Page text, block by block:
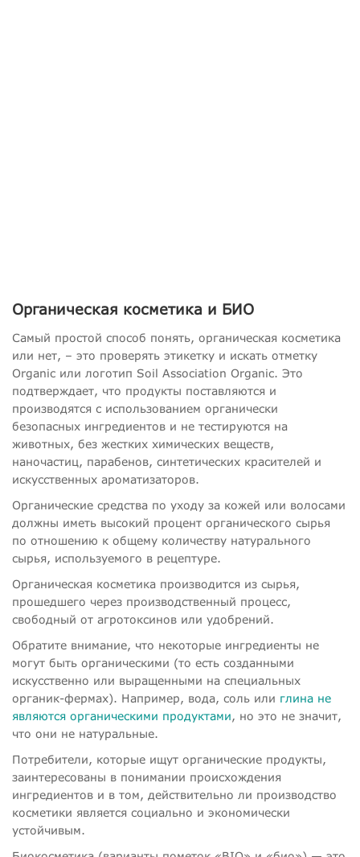
Органическая косметика и БИО
Самый простой способ понять, органическая косметика
или нет, – это проверять этикетку и искать отметку
Organic или логотип Soil Association Organic. Это
подтверждает, что продукты поставляются и
производятся с использованием органически
безопасных ингредиентов и не тестируются на
животных, без жестких химических веществ,
наночастиц, парабенов, синтетических красителей и
искусственных ароматизаторов.
Органические средства по уходу за кожей или волосами
должны иметь высокий процент органического сырья
по отношению к общему количеству натурального
сырья, используемого в рецептуре.
Органическая косметика производится из сырья,
прошедшего через производственный процесс,
свободный от агротоксинов или удобрений.
Обратите внимание, что некоторые ингредиенты не
могут быть органическими (то есть созданными
искусственно или выращенными на специальных
органик-фермах). Например, вода, соль или глина не
являются органическими продуктами, но это не значит,
что они не натуральные.
Потребители, которые ищут органические продукты,
заинтересованы в понимании происхождения
ингредиентов и в том, действительно ли производство
косметики является социально и экономически
устойчивым.